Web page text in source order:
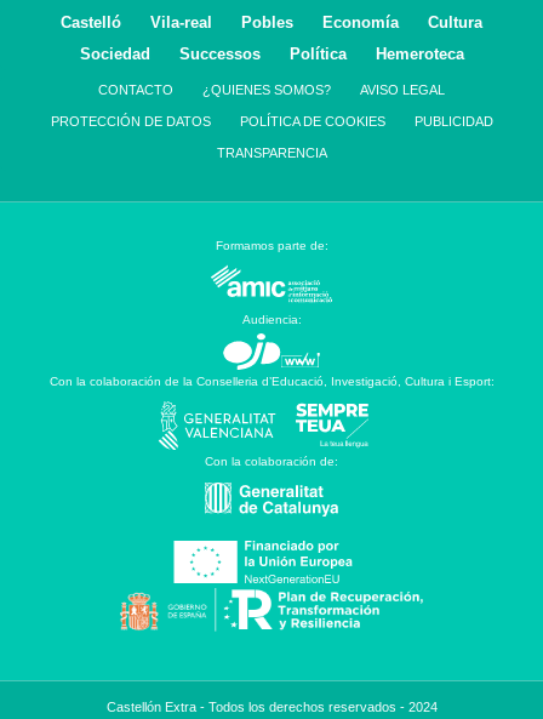
Castelló Vila-real Pobles Economía
Cultura
Sociedad
Successos Política Hemeroteca
CONTACTO ¿QUIENES SOMOS? AVISO LEGAL
PROTECCIÓN DE DATOS POLÍTICA DE COOKIES PUBLICIDAD
TRANSPARENCIA
Formamos parte de:
Audiencia:
Con la colaboración de la Conselleria d’Educació, Investigació, Cultura i Esport:
Con la colaboración de:
Castellón Extra - Todos los derechos reservados - 2024